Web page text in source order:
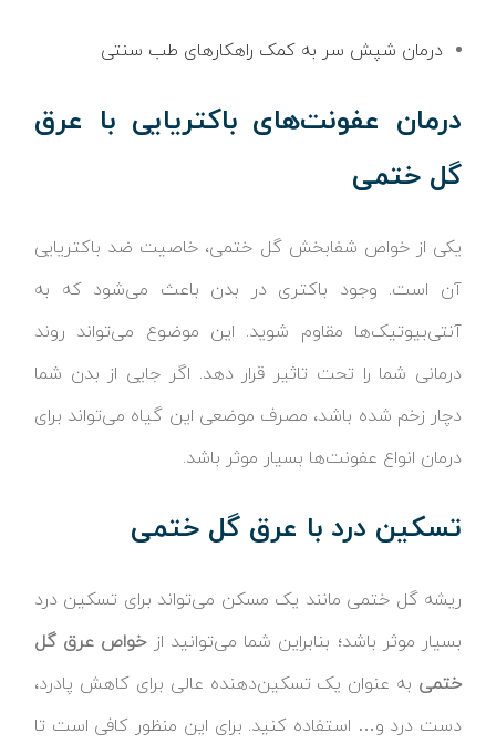
درمان شپش سر به کمک راهکارهای طب سنتی
درمان عفونت‌های باکتریایی با عرق
گل ختمی
یکی از خواص شفابخش گل ختمی، خاصیت ضد باکتریایی
آن است. وجود باکتری در بدن باعث می‌شود که به
آنتی‌بیوتیک‌ها مقاوم شوید. این موضوع می‌تواند روند
درمانی شما را تحت تاثیر قرار دهد. اگر جایی از بدن شما
دچار زخم شده باشد، مصرف موضعی این گیاه می‌تواند برای
درمان انواع عفونت‌ها بسیار موثر باشد.
تسکین درد با عرق گل ختمی
ریشه گل ختمی مانند یک مسکن می‌تواند برای تسکین درد
بسیار موثر باشد؛ بنابراین شما می‌توانید ازخواص عرق گل
ختمی به عنوان یک تسکین‌دهنده عالی برای کاهش پادرد،
دست درد و… استفاده کنید. برای این منظور کافی است تا